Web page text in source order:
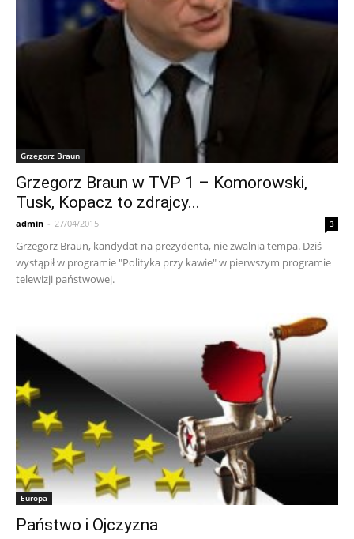
Grzegorz Braun
Grzegorz Braun w TVP 1 – Komorowski,
Tusk, Kopacz to zdrajcy...
admin - 27/04/2015 3
Grzegorz Braun, kandydat na prezydenta, nie zwalnia tempa. Dziś
wystąpił w programie "Polityka przy kawie" w pierwszym programie
telewizji państwowej.
Europa
Państwo i Ojczyzna